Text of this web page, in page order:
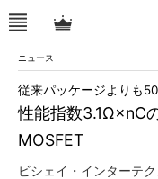
ニュース
性能指数3.1Ω×nC
MOSFET
従来パッケージよりも
ビシェイ・インターテ